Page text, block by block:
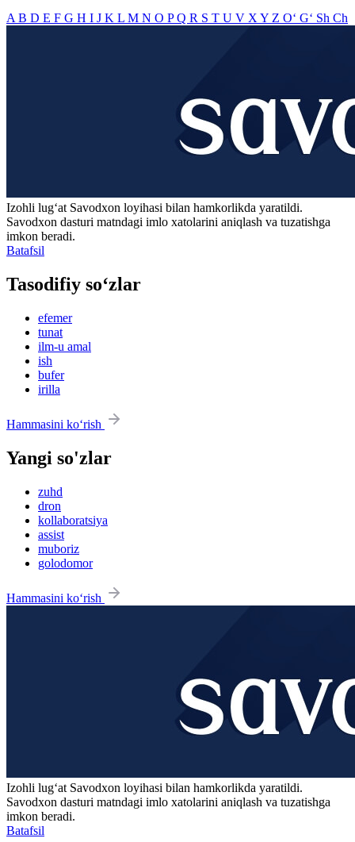
A B D E F G H I J K L M N O PQ R S T U V X Y Z O‘ G‘ Sh Ch
Izohli lugʻat Savodxon loyihasi bilan hamkorlikda yaratildi.
Savodxon dasturi matndagi imlo xatolarini aniqlash va tuzatishga
imkon beradi.
Batafsil
Tasodifiy so‘zlar
efemer
tunat
ilm-u amal
ish
bufer
irilla
Hammasini ko‘rish
Yangi so'zlar
zuhd
dron
kollaboratsiya
assist
muboriz
golodomor
Hammasini ko‘rish
Izohli lugʻat Savodxon loyihasi bilan hamkorlikda yaratildi.
Savodxon dasturi matndagi imlo xatolarini aniqlash va tuzatishga
imkon beradi.
Batafsil